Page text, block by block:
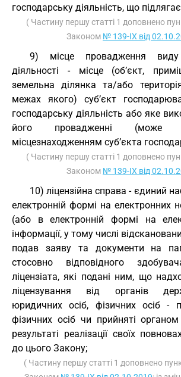
господарську діяльність, що
( Частину першу статті 1 доповнено
Законом № 139-IX від
9) місце провадження виду
діяльності - місце (об’єкт,
земельна ділянка та/або
межах якого) суб’єкт
господарську діяльність або яке
його провадженні (може
місцезнаходженням суб’єкта
( Частину першу статті 1 доповнено
Законом № 139-IX від
10) ліцензійна справа - єдиний
електронній формі на електронних
(або в електронній формі на
інформації, у тому числі
подав заяву та документи на
стосовно відповідного
ліцензіата, які подані ним, що
ліцензування від органів
юридичних осіб, фізичних осіб -
фізичних осіб чи прийняті
результаті реалізації своїх
до цього Закону;
( Частину першу статті 1 доповнено